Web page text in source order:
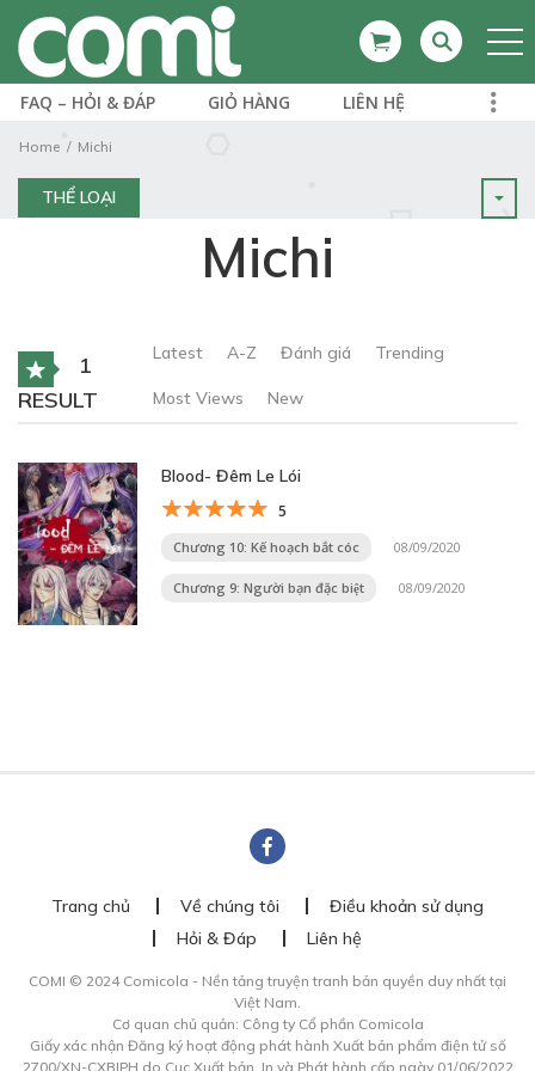
FAQ – HỎI & ĐÁP GIỎ HÀNG LIÊN HỆ
Home Michi
THỂ LOẠI
Michi
1
RESULT
Latest A-Z Đánh giá Trending
Most Views New
Blood- Đêm Le Lói
5
Chương 10: Kế hoạch bắt cóc 08/09/2020
Chương 9: Người bạn đặc biệt 08/09/2020
Trang chủ Về chúng tôi
Điều khoản sử dụng
Hỏi & Đáp
Liên hệ
COMI © 2024 Comicola - Nền tảng truyện tranh bản quyền duy nhất tại
Việt Nam.
Cơ quan chủ quản: Công ty Cổ phần Comicola
Giấy xác nhận Đăng ký hoạt động phát hành Xuất bản phẩm điện tử số
2700/XN-CXBIPH do Cục Xuất bản, In và Phát hành cấp ngày 01/06/2022